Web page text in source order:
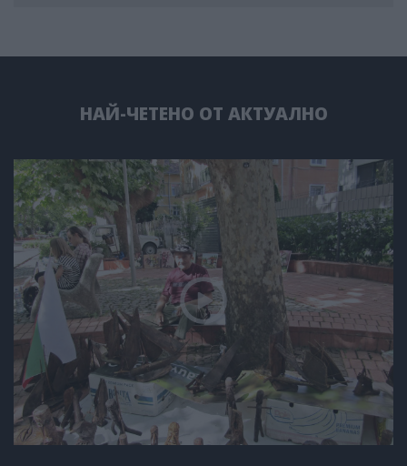
НАЙ-ЧЕТЕНО ОТ АКТУАЛНО